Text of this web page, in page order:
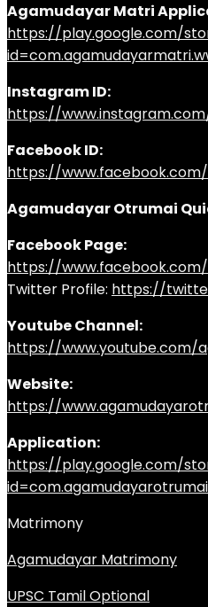
Agamudayar Matri
https://play.google.com/
Instagram ID:
https://
Facebook ID:
https://
Agamudayar Otrumai
Facebook Page:
https://
Twitter Profile: https://
Youtube Channel:
https://www.youtube.com/
Website:
https://
Application:
https://play.google.com/
Matrimony
Agamudayar Matrimony
UPSC Tamil Optional